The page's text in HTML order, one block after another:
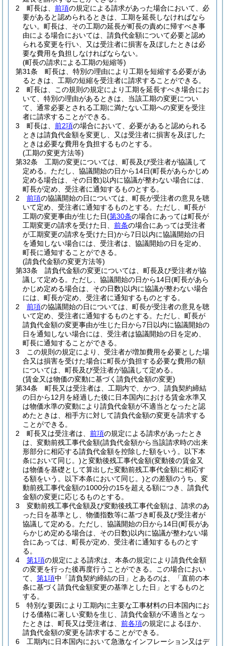
2
町長は、 前項の規定による請求があった場合において、必
要があると認められるときは、工期を延長しなければなら
ない。 町長は、その工期の延長が町長の責めに帰すべき事
由による場合においては、請負代金額について必要と認め
られる変更を行い、又は受注者に損害を及ぼしたときは必
要な費用を負担しなければならない。
(町長の請求による工期の短縮等)
第31条
町長は、特別の理由により工期を短縮する必要があ
るときは、工期の短縮を受注者に請求することができる。
2
町長は、この規則の規定により工期を延長すべき場合にお
いて、特別の理由があるときは、当該工期の変更につい
て、通常必要とされる工期に満たない工期への変更を受注
者に請求することができる。
3
町長は、 前2項の場合において、必要があると認められる
ときは請負代金額を変更し、又は受注者に損害を及ぼした
ときは必要な費用を負担するものとする。
(工期の変更方法等)
第32条
工期の変更については、町長及び受注者が協議して
定める。 ただし、協議開始の日から14日(町長があらかじめ
定める場合は、その日数)以内に協議が整わない場合には、
町長が定め、受注者に通知するものとする。
2
前項の協議開始の日については、町長が受注者の意見を聴
いて定め、受注者に通知するものとする。 ただし、町長が
工期の変更事由が生じた日(第30条の場合にあっては町長が
工期変更の請求を受けた日、 前条の場合にあっては受注者
が工期変更の請求を受けた日)から7日以内に協議開始の日
を通知しない場合には、受注者は、協議開始の日を定め、
町長に通知することができる。
(請負代金額の変更方法等)
第33条
請負代金額の変更については、町長及び受注者が協
議して定める。 ただし、協議開始の日から14日(町長があら
かじめ定める場合は、その日数)以内に協議が整わない場合
には、町長が定め、受注者に通知するものとする。
2
前項の協議開始の日については、町長が受注者の意見を聴
いて定め、受注者に通知するものとする。 ただし、町長が
請負代金額の変更事由が生じた日から7日以内に協議開始の
日を通知しない場合には、受注者は協議開始の日を定め、
町長に通知することができる。
3
この規則の規定により、受注者が増加費用を必要とした場
合又は損害を受けた場合に町長が負担する必要な費用の額
については、町長及び受注者が協議して定める。
(賃金又は物価の変動に基づく請負代金額の変更)
第34条
町長又は受注者は、工期内で、かつ、請負契約締結
の日から12月を経過した後に日本国内における賃金水準又
は物価水準の変動により請負代金額が不適当となったと認
めたときは、相手方に対して請負代金額の変更を請求する
ことができる。
2
町長又は受注者は、 前項の規定による請求があったとき
は、変動前残工事代金額(請負代金額から当該請求時の出来
形部分に相応する請負代金額を控除した額をいう。以下本
条において同じ。)と変動後残工事代金額(変動後の賃金又
は物価を基礎として算出した変動前残工事代金額に相応す
る額をいう。以下本条において同じ。)との差額のうち、変
動前残工事代金額の1000分の15を超える額につき、請負代
金額の変更に応じるものとする。
3
変動前残工事代金額及び変動後残工事代金額は、請求のあ
った日を基準とし、物価指数等に基づき町長及び受注者が
協議して定める。 ただし、協議開始の日から14日(町長があ
らかじめ定める場合は、その日数)以内に協議が整わない場
合にあっては、町長が定め、受注者に通知するものとす
る。
4
第1項の規定による請求は、本条の規定により請負代金額
の変更を行った後再度行うことができる。
この場合におい
て、 第1項中「請負契約締結の日」とあるのは、「直前の本
条に基づく請負代金額変更の基準とした日」とするものと
する。
5
特別な要因により工期内に主要な工事材料の日本国内にお
ける価格に著しい変動を生じ、請負代金額が不適当となっ
たときは、町長又は受注者は、 前各項の規定によるほか、
請負代金額の変更を請求することができる。
6
工期内に日本国内において急激なインフレーション又はデ